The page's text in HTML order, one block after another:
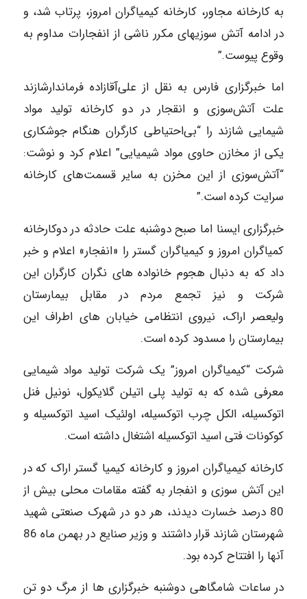
به‎ ‎کارخانه مجاور، کارخانه کیمیاگران امروز، پرتاب شد، و
در ادامه آتش‎ ‎سوزیهای مکرر ناشی ‏از انفجارات مداوم به
وقوع پیوست.”‏
اما خبرگزاری فارس به نقل از علی‌آقازاده فرماندارشازند
علت‎ ‎آتش‌سوزی و انقجار در دو کارخانه تولید مواد
‏شیمایی شازند را “بی‌احتیاطی کارگران هنگام جوشکاری
یکی از مخازن حاوی مواد شیمیایی” اعلام کرد و ‏نوشت:
“آتش‌سوزی از این مخزن به سایر قسمت‌های کارخانه
سرایت کرده است.”‏
خبرگزاری ایسنا اما صبح دوشنبه علت حادثه در دوکارخانه
کمیاگران امروز و کیمیاگران گستر را «انفجار» ‏اعلام و خبر
داد که به دنبال هجوم‎ ‎خانواده های نگران کارگران این
شرکت و نیز تجمع مردم در مقابل بیمارستان
‏ولیعصر‎ ‎اراک، نیروی انتظامی خیابان های اطراف این
بیمارستان را‎ ‎مسدود کرده است.‏
شرکت “کیمیاگران امروز” یک شرکت تولید مواد شیمایی
معرفی شده که به تولید پلی اتیلن گلایکول، نونیل فنل
‏اتوکسیله، الکل چرب اتوکسیله، اولئیک اسید‎ ‎اتوکسیله و
کوکونات فتی اسید اتوکسیله اشتغال داشته است.‏
کارخانه کیمیاگران امروز و کارخانه کیمیا گستر اراک که در
این آتش سوزی و انفجار به گفته مقامات محلی بیش ‏از
80 درصد خسارت دیدند، هر دو در شهرک صنعتی شهید
شهرستان شازند قرار داشتند و وزیر صنایع در بهمن ‏ماه 86
آنها را افتتاح کرده بود.‏
در ساعات شامگاهی دوشنبه خبرگزاری ها از مرگ دو تن